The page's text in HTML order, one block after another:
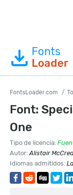
Fonts
Loader
FontsLoader.com
Font:
One
Tipo de licencia:
Autor:Alistair
Idiomas admitidos: